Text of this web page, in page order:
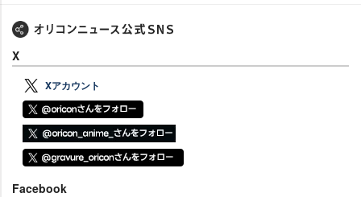
X
Xアカウント
Facebook